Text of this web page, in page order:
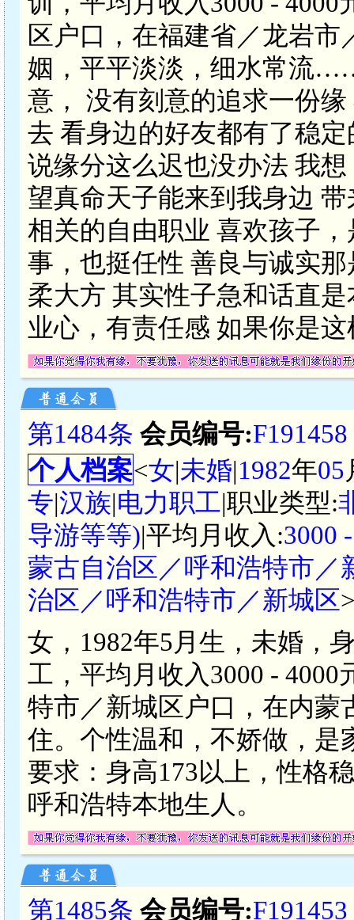
区户口，在福建省／龙岩
姻，平平淡淡，细水常流
意， 没有刻意的追求一份
去 看身边的好友都有了稳
说缘分这么迟也没办法 我
望真命天子能来到我身边
相关的自由职业 喜欢孩子
事，也挺任性 善良与诚实
柔大方 其实性子急和话直
业心，有责任感 如果你是
第1484条 会员编号:F191458
个人档案<女|未婚|1982年05
专|汉族|电力职工|职业类型:
导游等等)|平均月收入:3000
蒙古自治区／呼和浩特市／
治区／呼和浩特市／新城区
女，1982年5月生，未婚，
工，平均月收入3000 -
特市／新城区户口，在内蒙
住。个性温和，不娇做，是
要求：身高173以上，性格
呼和浩特本地生人。
第1485条 会员编号:F191453